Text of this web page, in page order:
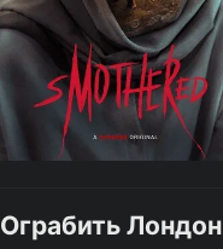
Ограбить Лондон